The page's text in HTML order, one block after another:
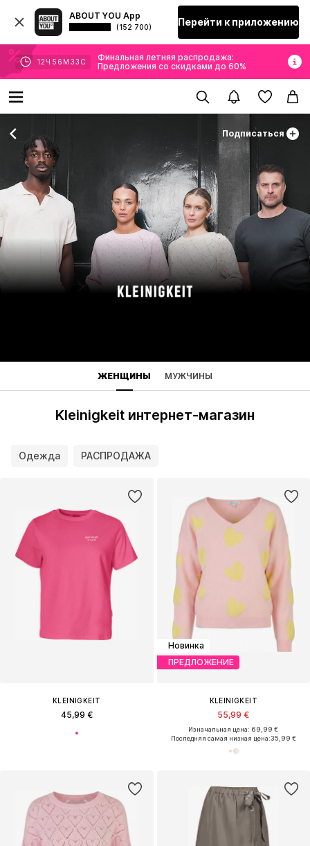
ABOUT YOU App
(152 700) Перейти к приложению
12 Ч 56 М 32 С
Финальная летняя распродажа:
Предложения со скидками до 60%
Подписаться
ЖЕНЩИНЫ МУЖЧИНЫ
Kleinigkeit интернет-магазин
Одежда РАСПРОДАЖА
KLEINIGKEIT
45,99 €
Новинка
ПРЕДЛОЖЕНИЕ
KLEINIGKEIT
55,99 €
Изначальная цена: 69,99 €
Последняя самая низкая цена:35,99 €